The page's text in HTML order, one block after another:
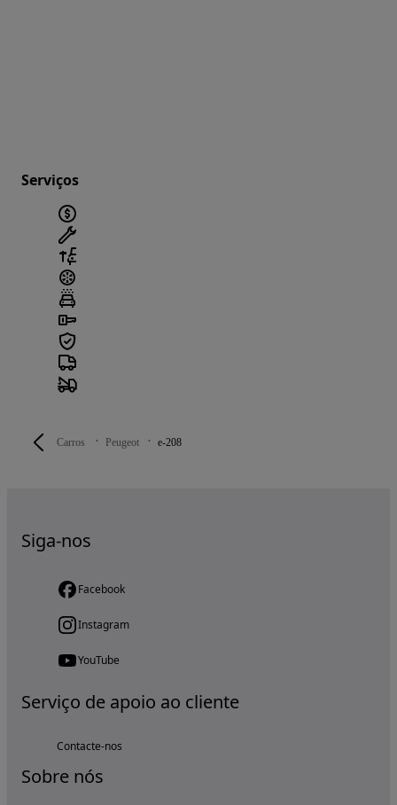
Carros Peugeot e-208
Serviços
Siga-nos
Facebook
Instagram
YouTube
Serviço de apoio ao cliente
Contacte-nos
Sobre nós